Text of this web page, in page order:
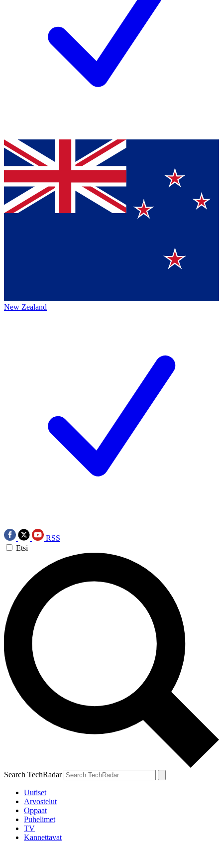
New Zealand
RSS
Etsi
Search TechRadar
Uutiset
Arvostelut
Oppaat
Puhelimet
TV
Kannettavat